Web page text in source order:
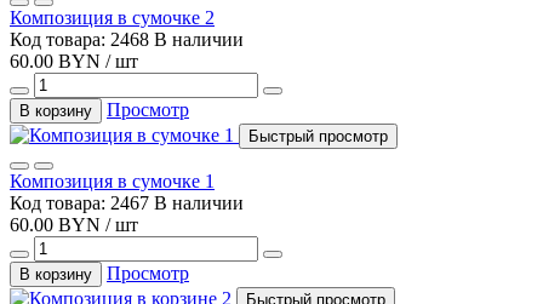
Композиция в сумочке 2
Код товара: 2468 В наличии
60.00 BYN / шт
В корзину Просмотр
Быстрый просмотр
Композиция в сумочке 1
Код товара: 2467 В наличии
60.00 BYN / шт
В корзину Просмотр
Быстрый просмотр